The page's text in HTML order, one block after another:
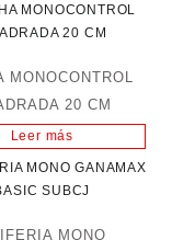
MONOCONTROL
20 CM
Leer más
MONO